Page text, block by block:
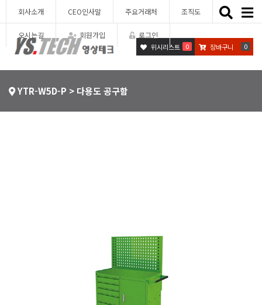
회사소개 CEO인사말 주요거래처 조직도
오시는길 회원가입 로그인
Toggle
위시리스트 0 장바구니 0
YTR-W5D-P > 다용도 공구함